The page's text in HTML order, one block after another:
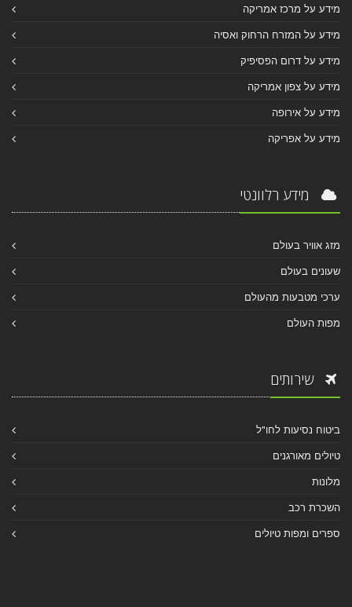
מידע על מרכז אמריקה
מידע על המזרח הרחוק ואסיה
מידע על דרום הפסיפיק
מידע על צפון אמריקה
מידע על אירופה
מידע על אפריקה
מידע רלוונטי
מזג אוויר בעולם
שעונים בעולם
ערכי מטבעות מהעולם
מפות העולם
שירותים
ביטוח נסיעות לחו"ל
טיולים מאורגנים
מלונות
השכרת רכב
ספרים ומפות טיולים